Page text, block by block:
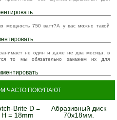
мощность 750 ватт?А у вас можно такой
не один и даже не два месяца, в
то мы обязательно закажем их для
ЧАСТО ПОКУПАЮТ
Brite D =
= 18mm
Абразивный диск
70x18мм.